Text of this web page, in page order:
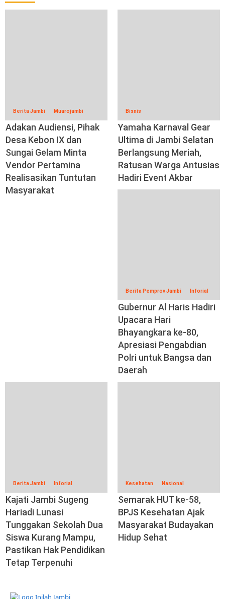
Berita Jambi Muarojambi
Adakan Audiensi, Pihak
Desa Kebon IX dan
Sungai Gelam Minta
Vendor Pertamina
Realisasikan Tuntutan
Masyarakat
Bisnis
Yamaha Karnaval Gear
Ultima di Jambi Selatan
Berlangsung Meriah,
Ratusan Warga Antusias
Hadiri Event Akbar
Berita Pemprov Jambi Inforial
Gubernur Al Haris Hadiri
Upacara Hari
Bhayangkara ke-80,
Apresiasi Pengabdian
Polri untuk Bangsa dan
Daerah
Berita Jambi Inforial
Kajati Jambi Sugeng
Hariadi Lunasi
Tunggakan Sekolah Dua
Siswa Kurang Mampu,
Pastikan Hak Pendidikan
Tetap Terpenuhi
Kesehatan Nasional
Semarak HUT ke-58,
BPJS Kesehatan Ajak
Masyarakat Budayakan
Hidup Sehat